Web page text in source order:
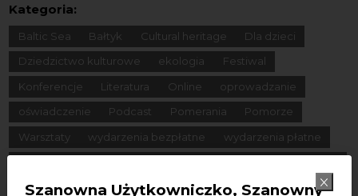
Szanowna Użytkowniczko, Szanowny
Kategoria:
Baltic Sea Bałtyk Cultural heritage
Dla dzieci
Dziedzictwo kulturowe
ekologia
Festiwal
Konferencje
Literatura Online
oprowadzanie
oświadczenie
Podcast Pomerania
Pomorze
Warsztaty
wydarzenia bezpłatne
wydarzenia płatne
Spotkania
Koncerty Wystawy Edukacja Badania